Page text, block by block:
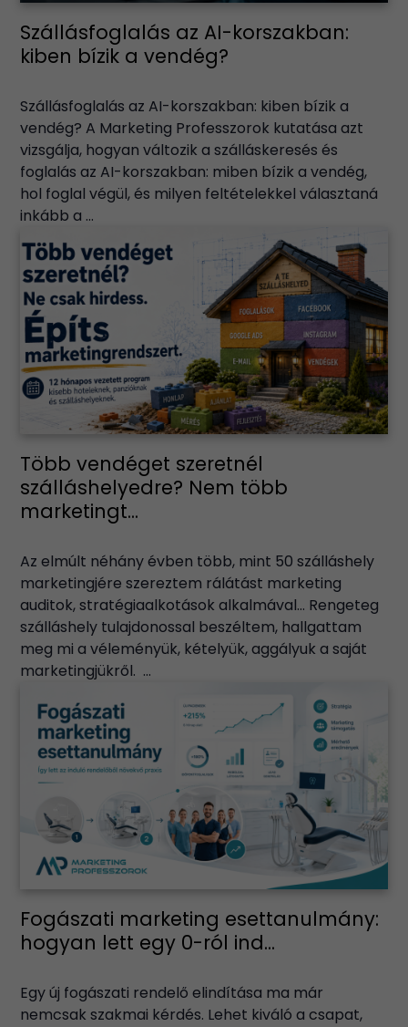
Szállásfoglalás az AI-korszakban:
kiben bízik a vendég?
Szállásfoglalás az AI-korszakban: kiben bízik a
vendég? A Marketing Professzorok kutatása azt
vizsgálja, hogyan változik a szálláskeresés és
foglalás az AI-korszakban: miben bízik a vendég,
hol foglal végül, és milyen feltételekkel választaná
inkább a ...
Több vendéget szeretnél
szálláshelyedre? Nem több
marketingt...
Az elmúlt néhány évben több, mint 50 szálláshely
marketingjére szereztem rálátást marketing
auditok, stratégiaalkotások alkalmával… Rengeteg
szálláshely tulajdonossal beszéltem, hallgattam
meg mi a véleményük, kételyük, aggályuk a saját
marketingjükről. ...
Fogászati marketing esettanulmány:
hogyan lett egy 0-ról ind...
Egy új fogászati rendelő elindítása ma már
nemcsak szakmai kérdés. Lehet kiváló a csapat,